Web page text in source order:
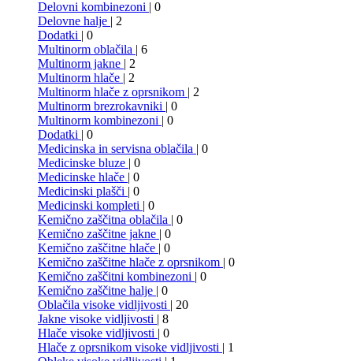
Delovni kombinezoni | 0
Delovne halje | 2
Dodatki | 0
Multinorm oblačila | 6
Multinorm jakne | 2
Multinorm hlače | 2
Multinorm hlače z oprsnikom | 2
Multinorm brezrokavniki | 0
Multinorm kombinezoni | 0
Dodatki | 0
Medicinska in servisna oblačila | 0
Medicinske bluze | 0
Medicinske hlače | 0
Medicinski plašči | 0
Medicinski kompleti | 0
Kemično zaščitna oblačila | 0
Kemično zaščitne jakne | 0
Kemično zaščitne hlače | 0
Kemično zaščitne hlače z oprsnikom | 0
Kemično zaščitni kombinezoni | 0
Kemično zaščitne halje | 0
Oblačila visoke vidljivosti | 20
Jakne visoke vidljivosti | 8
Hlače visoke vidljivosti | 0
Hlače z oprsnikom visoke vidljivosti | 1